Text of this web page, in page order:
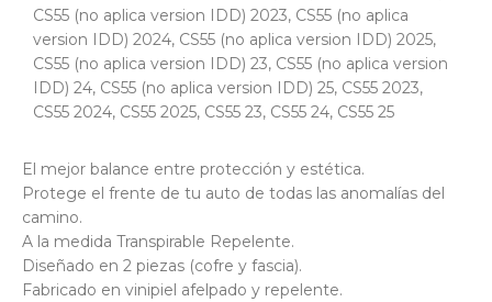
CS55 (no aplica version IDD) 2023, CS55 (no aplica
version IDD) 2024, CS55 (no aplica version IDD) 2025,
CS55 (no aplica version IDD) 23, CS55 (no aplica version
IDD) 24, CS55 (no aplica version IDD) 25, CS55 2023,
CS55 2024, CS55 2025, CS55 23, CS55 24, CS55 25
El mejor balance entre protección y estética.
Protege el frente de tu auto de todas las anomalías del
camino.
A la medida Transpirable Repelente.
Diseñado en 2 piezas (cofre y fascia).
Fabricado en vinipiel afelpado y repelente.